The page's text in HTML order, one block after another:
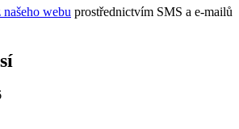
webu prostřednictvím SMS a e-mailů